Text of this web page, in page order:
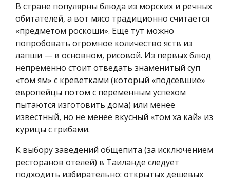
В стране популярны блюда из морских и речных
обитателей, а вот мясо традиционно считается
«предметом роскоши». Еще тут можно
попробовать огромное количество яств из
лапши — в основном, рисовой. Из первых блюд
непременно стоит отведать знаменитый суп
«том ям» с креветками (который «подсевшие»
европейцы потом с переменным успехом
пытаются изготовить дома) или менее
известный, но не менее вкусный «том ха кай» из
курицы с грибами.
К выбору заведений общепита (за исключением
ресторанов отелей) в Таиланде следует
подходить избирательно: открытых дешевых